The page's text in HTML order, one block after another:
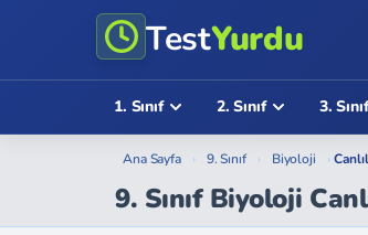
TestYurdu
1. Sınıf 2. Sınıf 3. Sınıf
Ana Sayfa › 9. Sınıf › Biyoloji ›
9. Sınıf Biyoloji